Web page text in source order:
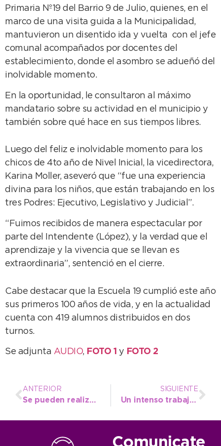
Primaria Nº19 del Barrio 9 de Julio, quienes, en el
marco de una visita guida a la Municipalidad,
mantuvieron un disentido ida y vuelta con el jefe
comunal acompañados por docentes del
establecimiento, donde el asombro se adueñó del
inolvidable momento.
En la oportunidad, le consultaron al máximo
mandatario sobre su actividad en el municipio y
también sobre qué hace en sus tiempos libres.
Luego del feliz e inolvidable momento para los
chicos de 4to año de Nivel Inicial, la vicedirectora,
Karina Moller, aseveró que “fue una experiencia
divina para los niños, que están trabajando en los
tres Podres: Ejecutivo, Legislativo y Judicial”.
“Fuimos recibidos de manera espectacular por
parte del Intendente (López), y la verdad que el
aprendizaje y la vivencia que se llevan es
extraordinaria”, sentenció en el cierre.
Cabe destacar que la Escuela 19 cumplió este año
sus primeros 100 años de vida, y en la actualidad
cuenta con 419 alumnos distribuidos en dos
turnos.
Se adjunta AUDIO, FOTO 1 y FOTO 2
ANTERIOR
Se pueden realizar inscripciones a carreras de la UNdMDP mediante el Creap Necochea
SIGUIENTE
Un intenso trabajo que lleva soluciones a distintos barrios
Comunicate